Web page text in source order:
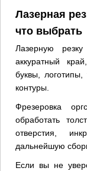
Лазерная
что выбрать
Лазерную
аккуратный
буквы,
контуры.
Фрезеровка
обработать
отверстия,
дальнейшую
Если вы не